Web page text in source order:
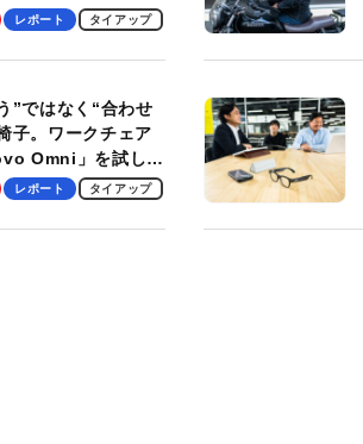
レビューも
レポート タイアップ
”ではなく“合わせ
子。ワークチェア
Omni」を試して
魅力。まさかのス
レポート タイアップ